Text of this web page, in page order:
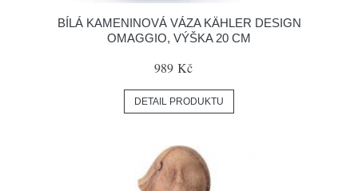
BÍLÁ KAMENINOVÁ VÁZA KÄHLER DESIGN
OMAGGIO, VÝŠKA 20 CM
989 Kč
DETAIL PRODUKTU